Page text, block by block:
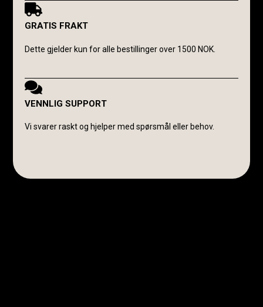
GRATIS FRAKT
Dette gjelder kun for alle bestillinger over 1500 NOK.
VENNLIG SUPPORT
Vi svarer raskt og hjelper med spørsmål eller behov.